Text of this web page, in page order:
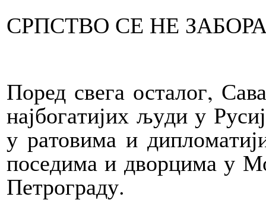
СРП­СТВО СЕ НЕ
По­ред све­га оста­лог,
нај­бо­га­ти­јих љу­ди у
у ра­то­ви­ма и
по­се­ди­ма и двор­ци­ма у
Пе­тро­гра­ду.